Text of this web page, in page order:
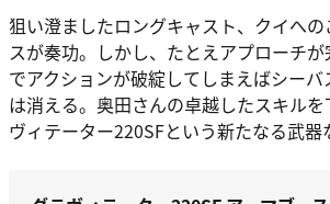
狙い澄ましたロングキャスト、クイへ
スが奏功。しかし、たとえアプローチ
でアクションが破綻してしまえばシー
は消える。奥田さんの卓越したスキル
ヴィテーター220SFという新たなる武器